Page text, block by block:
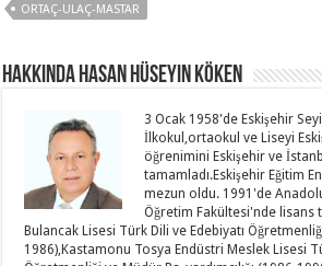
ORTAÇ-ULAÇ-MASTAR
Hakkında Hasan Hüseyin KÖKEN
3 Ocak 1958'de Eskişehir
İlkokul,ortaokul ve Liseyi
öğrenimini Eskişehir ve
tamamladı.Eskişehir Eğitim
mezun oldu. 1991'de
Öğretim Fakültesi'nde lisans
Bulancak Lisesi Türk Dili ve Edebiyatı
1986),Kastamonu Tosya Endüstri Meslek Lisesi